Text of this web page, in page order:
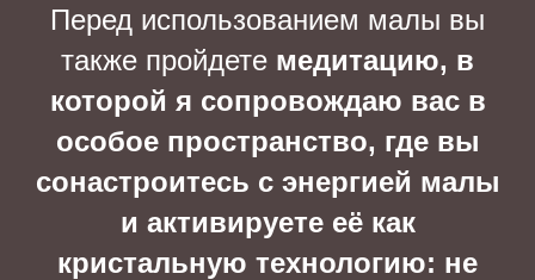
Перед использованием малы вы
также пройдете медитацию, в
которой я сопровождаю вас в
особое пространство, где вы
сонастроитесь с энергией малы
и активируете её как
кристальную технологию: не